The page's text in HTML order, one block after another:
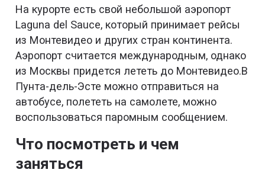
На курорте есть свой небольшой аэропорт
Laguna del Sauce, который принимает рейсы
из Монтевидео и других стран континента.
Аэропорт считается международным, однако
из Москвы придется лететь до Монтевидео.В
Пунта-дель-Эсте можно отправиться на
автобусе, полететь на самолете, можно
воспользоваться паромным сообщением.
Что посмотреть и чем
заняться